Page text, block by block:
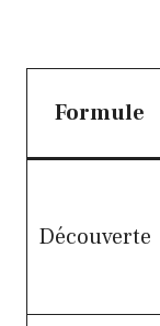
Formule
Découverte